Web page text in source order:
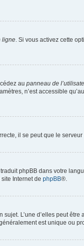
ligne . Si vous activez cette
au panneau de
n’est accessible
il se peut que le
phpBB dans votre
Internet de phpBB®.
L’une d’elles peut
est unique ou